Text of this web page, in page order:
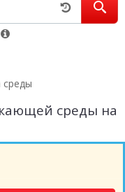
среды на